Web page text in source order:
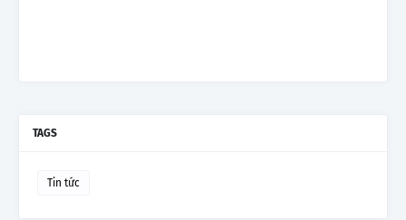
TAGS
Tin tức